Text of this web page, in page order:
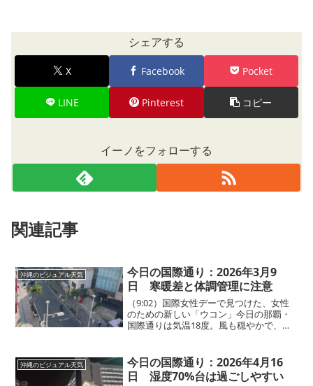
シェアする
X Facebook Pocket
LINE Pinterest コピー
イーノをフォローする
関連記事
沖縄のビジュアル天気
今日の国際通り：2026年3月9
日 寒暖差と体調管理に注意
（9:02）国際女性デーで見つけた、女性
のための新しい「ウコン」今日の那覇・
国際通りは気温18度。風も穏やかで、体
着を羽織っている方が多くみられます。
夜には15度まで...
沖縄のビジュアル天気
今日の国際通り：2026年4月16
日 湿度70%台は過ごしやすい